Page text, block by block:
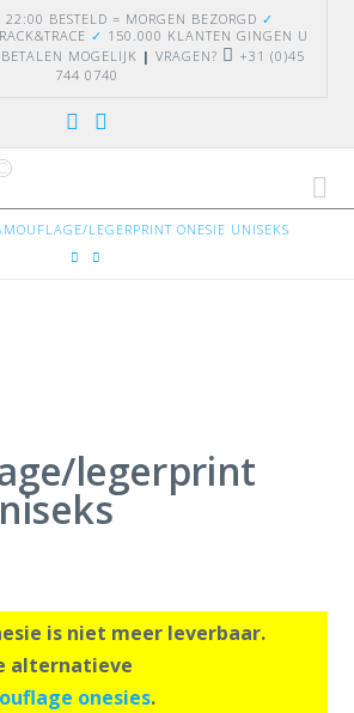
22:00 BESTELD = MORGEN BEZORGD ✓
✓ 150.000 KLANTEN GINGEN U
MOGELIJK | VRAGEN?
+31 (0)45
744 0740
LEGERPRINT ONESIE UNISEKS
legerprint
is niet meer leverbaar.
alternatieve
onesies.